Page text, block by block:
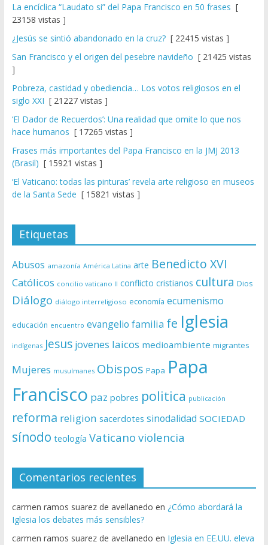
La encíclica “Laudato si” del Papa Francisco en 50 frases [
23158 vistas ]
¿Jesús se sintió abandonado en la cruz?[ 22415 vistas ]
San Francisco y el origen del pesebre navideño [ 21425 vistas
]
Pobreza, castidad y obediencia… Los votos religiosos en el
siglo XXI [ 21227 vistas ]
‘El Dador de Recuerdos’: Una realidad que omite lo que nos
hace humanos [ 17265 vistas ]
Frases más importantes del Papa Francisco en la JMJ 2013
(Brasil) [ 15921 vistas ]
‘El Vaticano: todas las pinturas’ revela arte religioso en museos
de la Santa Sede [ 15821 vistas ]
Etiquetas
Abusos amazonía América Latina arte Benedicto XVI
Católicos concilio vaticano II conflicto cristianos cultura Dios
Diálogo diálogo interreligioso economía ecumenismo
educación encuentro evangelio familia fe Iglesia
indígenas Jesus jovenes laicos medioambiente migrantes
Mujeres musulmanes Obispos Papa Papa
Francisco paz pobres politica publicación
reforma religion sacerdotes sinodalidad SOCIEDAD
sínodo teología Vaticano violencia
Comentarios recientes
carmen ramos suarez de avellanedo en ¿Cómo abordará la
Iglesia los debates más sensibles?
carmen ramos suarez de avellanedo en Iglesia en EE.UU. eleva